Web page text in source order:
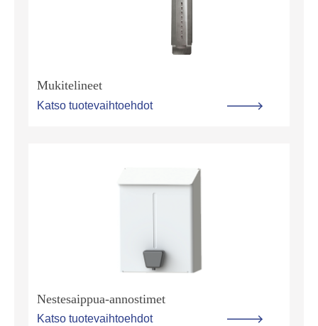
Mukitelineet
Katso tuotevaihtoehdot
Nestesaippua-annostimet
Katso tuotevaihtoehdot